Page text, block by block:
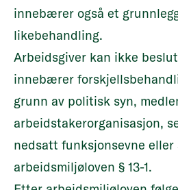
innebærer også et
likebehandling.
Arbeidsgiver kan ikke
innebærer
grunn av politisk syn,
arbeidstakerorganisasjon,
nedsatt funksjonsevne eller
arbeidsmiljøloven § 13-1.